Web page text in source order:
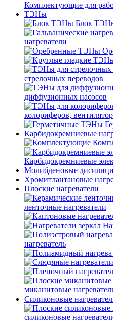
Комплектующие для
ТЭНы
Блок
нагреватели
стрелочных переводов
диффузионных насосов
колориферов,
Карбидокремниевые
Карбидокремниевые
Молибденовые
Хромитлантановые
Плоские нагреватели
ленточные нагреватели
нагреватель
миканитовые
Силиконовые
силиконовые